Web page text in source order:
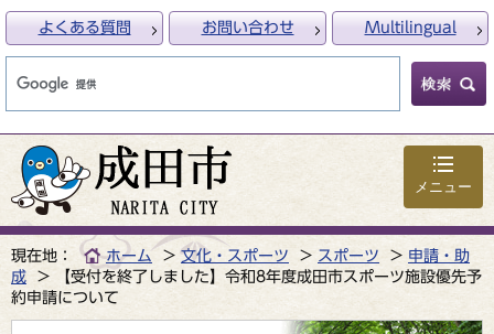
メニュー
よくある質問 お問い合わせ Multilingual
現在地： ホーム 文化・スポーツ スポーツ
申請・助
成
【受付を終了しました】令和8年度成田市スポーツ施設優先予
約申請について